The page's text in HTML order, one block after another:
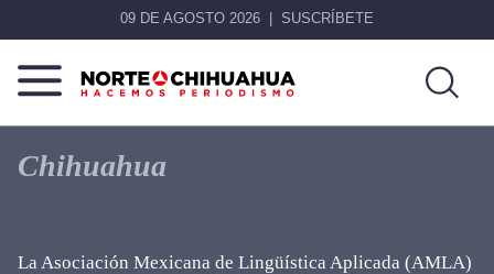
09 DE AGOSTO 2026 SUSCRÍBETE
Norte
Chihuahua
Más
que
noticias,
Chihuahua
La Asociación Mexicana de Lingüística Aplicada (AMLA)